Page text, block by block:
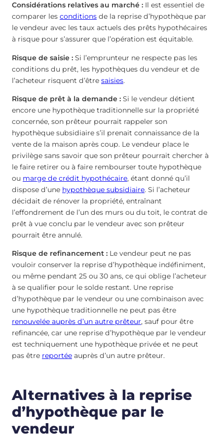
Considérations relatives au marché : Il est essentiel de
comparer les conditions de la reprise d’hypothèque par
le vendeur avec les taux actuels des prêts hypothécaires
à risque pour s’assurer que l’opération est équitable.
Risque de saisie : Si l’emprunteur ne respecte pas les
conditions du prêt, les hypothèques du vendeur et de
l’acheteur risquent d’être saisies.
Risque de prêt à la demande : Si le vendeur détient
encore une hypothèque traditionnelle sur la propriété
concernée, son prêteur pourrait rappeler son
hypothèque subsidiaire s’il prenait connaissance de la
vente de la maison après coup. Le vendeur place le
privilège sans savoir que son prêteur pourrait chercher à
le faire retirer ou à faire rembourser toute hypothèque
ou marge de crédit hypothécaire, étant donné qu’il
dispose d’une hypothèque subsidiaire. Si l’acheteur
décidait de rénover la propriété, entraînant
l’effondrement de l’un des murs ou du toit, le contrat de
prêt à vue conclu par le vendeur avec son prêteur
pourrait être annulé.
Risque de refinancement : Le vendeur peut ne pas
vouloir conserver la reprise d’hypothèque indéfiniment,
ou même pendant 25 ou 30 ans, ce qui oblige l’acheteur
à se qualifier pour le solde restant. Une reprise
d’hypothèque par le vendeur ou une combinaison avec
une hypothèque traditionnelle ne peut pas être
renouvelée auprès d’un autre prêteur, sauf pour être
refinancée, car une reprise d’hypothèque par le vendeur
est techniquement une hypothèque privée et ne peut
pas être reportée auprès d’un autre prêteur.
Alternatives à la reprise
d’hypothèque par le
vendeur